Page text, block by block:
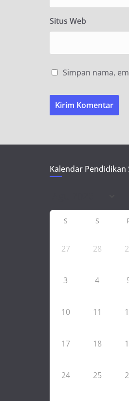
Situs Web
Simpan nama,
Kalendar Pendidikan
S S
27 28
3 4
10 11
17 18
24 25